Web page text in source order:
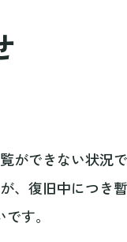
ができない状況で
、復旧中につき
す。